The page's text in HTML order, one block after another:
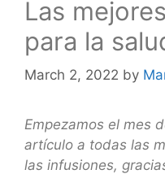
Las
para la
March 2, 2022 by
Empezamos el mes
artículo a todas las
las infusiones,